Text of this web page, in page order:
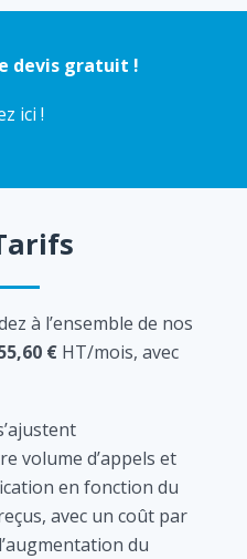
devis gratuit !
ici !
à l’ensemble de nos
€ HT/mois, avec
volume d’appels et
en fonction du
avec un coût par
du